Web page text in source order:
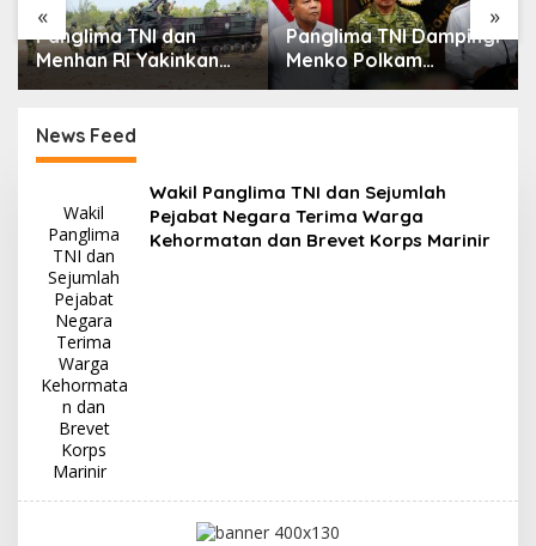
« »
Panglima TNI dan
Menhan RI Yakinkan
Kesiapan
Panglima TNI Dampingi
Menko Polkam
Sampaikan Imbauan
News Feed
w
Wakil
Panglima
TNI dan
Sejumlah
Pejabat
Negara
Terima
Warga
Kehormata
n dan
Brevet
Korps
Marinir
Wakil Panglima TNI dan Sejumlah
Pejabat Negara Terima Warga
Kehormatan dan Brevet Korps Marinir